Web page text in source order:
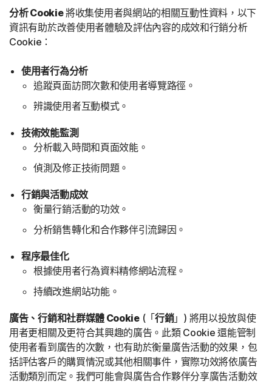
分析 Cookie將收集使用者與網站的相關互動性資料，以下
資訊有助於改善使用者體驗及評估內容的成效和行銷分析
Cookie：
使用者行為分析
追蹤頁面訪問次數和使用者導覽路徑。
辨識使用者互動模式。
技術效能監測
分析載入時間和頁面效能。
偵測及修正技術問題。
行銷與活動成效
衡量行銷活動的功效。
分析銷售轉化和合作夥伴引流歸因。
程序最佳化
根據使用者行為資料精修網站流程。
持續改進網站功能。
廣告、行銷和社群媒體 Cookie(「行銷」) 將用以投放與使
用者更相關及更符合其興趣的廣告。此類 Cookie 還能管制
使用者看到廣告的次數，也有助於衡量廣告活動的效果，包
括評估客戶的購買情況或其他相關事件，實際功效將依廣告
活動類別而定。我們可能會與廣告合作夥伴分享廣告活動效